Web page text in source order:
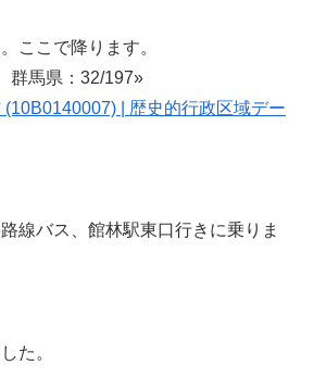
ここで降ります。
馬県：32/197»
| 歴史的行政区域デー
線バス、館林駅東口行きに乗りま
た。